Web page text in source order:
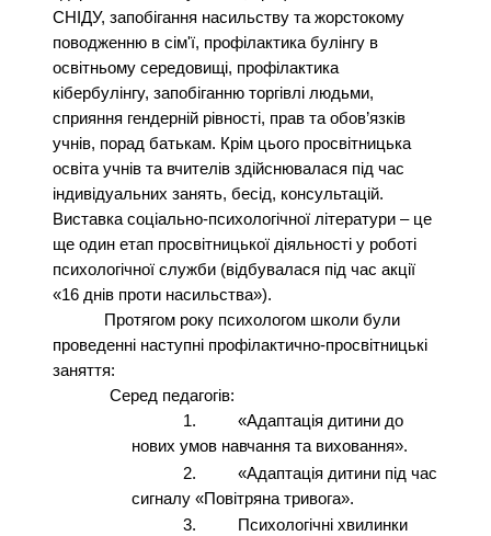
СНІДУ, запобігання насильству та жорстокому
поводженню в сім'ї, профілактика булінгу в
освітньому середовищі, профілактика
кібербулінгу, запобіганню торгівлі людьми,
сприяння гендерній рівності, прав та обов’язків
учнів, порад батькам. Крім цього просвітницька
освіта учнів та вчителів здійснювалася під час
індивідуальних занять, бесід, консультацій.
Виставка соціально-психологічної літератури – це
ще один етап просвітницької діяльності у роботі
психологічної служби (відбувалася під час акції
«16 днів проти насильства»).
Протягом року психологом школи були
проведенні наступні профілактично-просвітницькі
заняття:
Серед педагогів:
1.
«Адаптація дитини до
нових умов навчання та виховання».
2.
«Адаптація дитини під час
сигналу «Повітряна тривога».
3.
Психологічні хвилинки